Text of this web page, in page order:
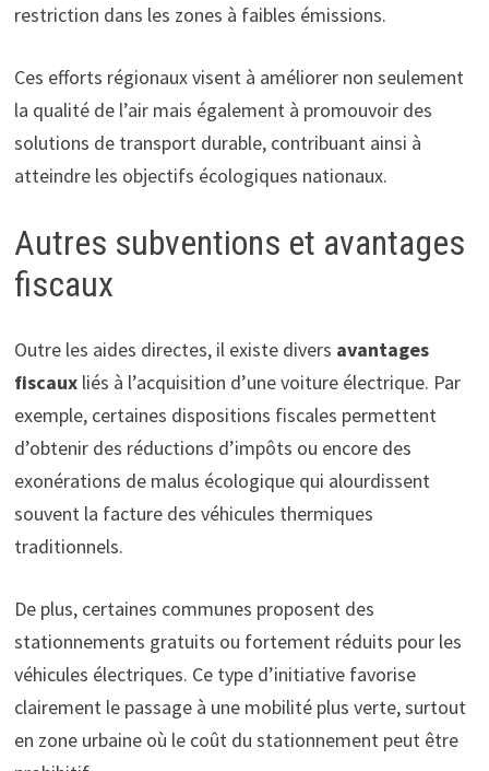
restriction dans les zones à faibles émissions.
Ces efforts régionaux visent à améliorer non seulement
la qualité de l’air mais également à promouvoir des
solutions de transport durable, contribuant ainsi à
atteindre les objectifs écologiques nationaux.
Autres subventions et avantages
fiscaux
Outre les aides directes, il existe divers avantages
fiscauxliés à l’acquisition d’une voiture électrique. Par
exemple, certaines dispositions fiscales permettent
d’obtenir des réductions d’impôts ou encore des
exonérations de malus écologique qui alourdissent
souvent la facture des véhicules thermiques
traditionnels.
De plus, certaines communes proposent des
stationnements gratuits ou fortement réduits pour les
véhicules électriques. Ce type d’initiative favorise
clairement le passage à une mobilité plus verte, surtout
en zone urbaine où le coût du stationnement peut être